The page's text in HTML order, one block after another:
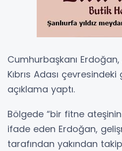
Cumhurbaşkanı
Kıbrıs Adası
açıklama yaptı.
Bölgede “bir fitne
ifade eden Erdoğan,
tarafından yakından